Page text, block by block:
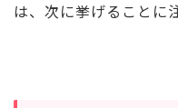
は、次に挙げることに